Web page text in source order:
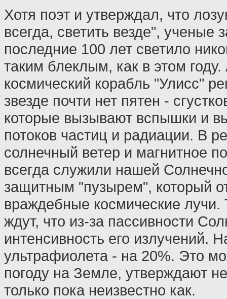
Хотя поэт и утверждал, что
всегда, светить везде", ученые
последние 100 лет светило
таким блеклым, как в этом
космический корабль "Улисс"
звезде почти нет пятен -
которые вызывают вспышки и
потоков частиц и радиации. В
солнечный ветер и магнитное
всегда служили нашей
защитным "пузырем", который
враждебные космические лучи.
ждут, что из-за пассивности
интенсивность его излучений.
ультрафиолета - на 20%. Это
погоду на Земле, утверждают
только пока неизвестно как.